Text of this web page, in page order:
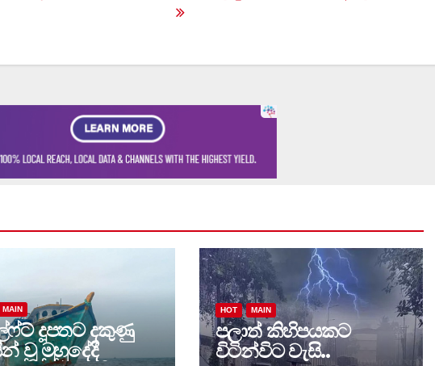
MAIN
දූපතට දකුණු
වූ මුහුදේදී
HOT MAIN
පලාත් කිහිපයකට
විටින්විට වැසි..